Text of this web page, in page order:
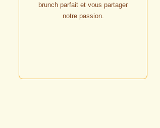
brunch parfait et vous partager
notre passion.